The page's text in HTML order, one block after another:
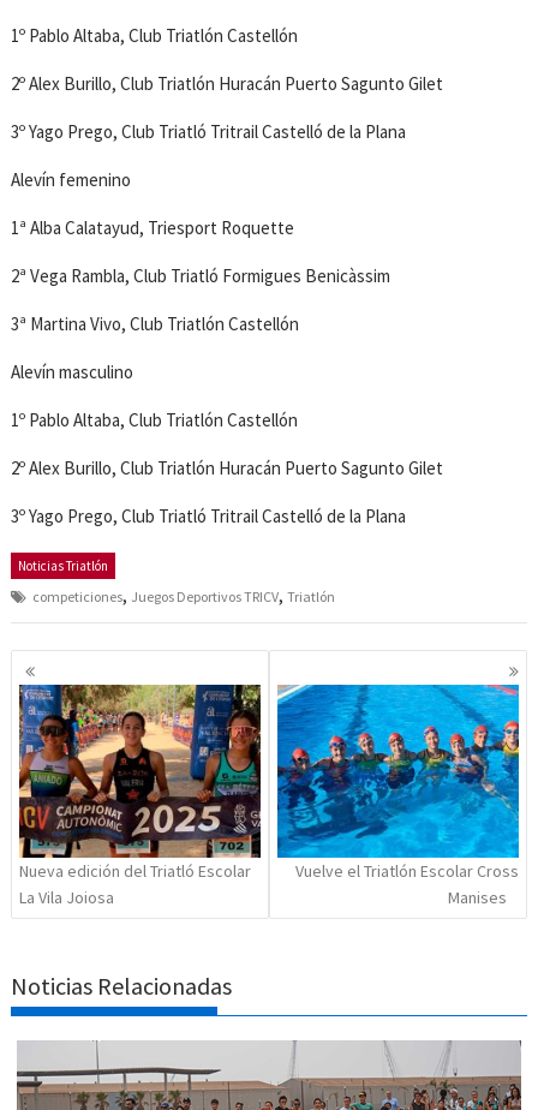
1º Pablo Altaba, Club Triatlón Castellón
2º Alex Burillo, Club Triatlón Huracán Puerto Sagunto Gilet
3º Yago Prego, Club Triatló Tritrail Castelló de la Plana
Alevín femenino
1ª Alba Calatayud, Triesport Roquette
2ª Vega Rambla, Club Triatló Formigues Benicàssim
3ª Martina Vivo, Club Triatlón Castellón
Alevín masculino
1º Pablo Altaba, Club Triatlón Castellón
2º Alex Burillo, Club Triatlón Huracán Puerto Sagunto Gilet
3º Yago Prego, Club Triatló Tritrail Castelló de la Plana
Noticias Triatlón
competiciones, Juegos Deportivos TRICV,Triatlón
Navegación
de
entradas
Nueva edición del Triatló Escolar
La Vila Joiosa
Vuelve el Triatlón Escolar Cross
Manises
Noticias Relacionadas